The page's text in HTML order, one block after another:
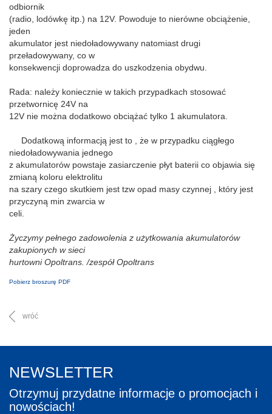
odbiornik
(radio, lodówkę itp.) na 12V. Powoduje to nierówne obciążenie,
jeden
akumulator jest niedoładowywany natomiast drugi
przeładowywany, co w
konsekwencji doprowadza do uszkodzenia obydwu.
Rada: należy koniecznie w takich przypadkach stosować
przetwornicę 24V na
12V nie można dodatkowo obciążać tylko 1 akumulatora.
Dodatkową informacją jest to , że w przypadku ciągłego
niedoładowywania jednego
z akumulatorów powstaje zasiarczenie płyt baterii co objawia się
zmianą koloru elektrolitu
na szary czego skutkiem jest tzw opad masy czynnej , który jest
przyczyną min zwarcia w
celi.
Życzymy pełnego zadowolenia z użytkowania akumulatorów
zakupionych w sieci
hurtowni Opoltrans. /zespół Opoltrans
Pobierz broszurę PDF
wróć
NEWSLETTER
Otrzymuj przydatne informacje o promocjach i
nowościach!